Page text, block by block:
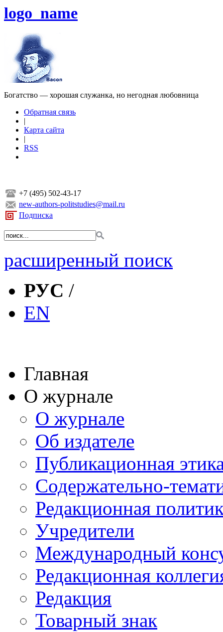
logo_name
Богатство — хорошая служанка, но негодная любовница
Обратная связь
|
Карта сайта
|
RSS
+7 (495) 502-43-17
new-authors-politstudies@mail.ru
Подписка
расширенный поиск
РУС /
EN
Главная
О журнале
О журнале
Об издателе
Публикационная
Содержательно-
Редакционная
Учредители
Международный
Редакционная
Редакция
Товарный знак